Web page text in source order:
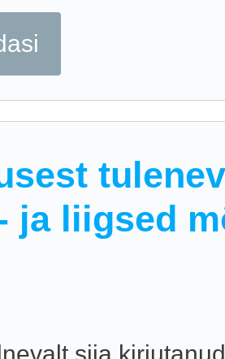
ja liigsed
siia kirjutanud